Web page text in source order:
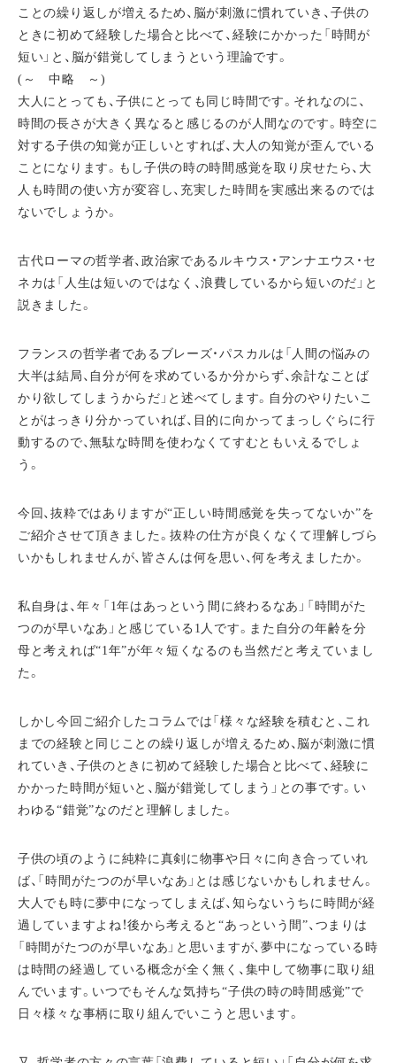
ことの繰り返しが増えるため、脳が刺激に慣れていき、子供の
ときに初めて経験した場合と比べて、経験にかかった「時間が
短い」と、脳が錯覚してしまうという理論です。
(～ 中略 ～)
大人にとっても、子供にとっても同じ時間です。それなのに、
時間の長さが大きく異なると感じるのが人間なのです。時空に
対する子供の知覚が正しいとすれば、大人の知覚が歪んでいる
ことになります。もし子供の時の時間感覚を取り戻せたら、大
人も時間の使い方が変容し、充実した時間を実感出来るのでは
ないでしょうか。
古代ローマの哲学者、政治家であるルキウス・アンナエウス・セ
ネカは「人生は短いのではなく、浪費しているから短いのだ」と
説きました。
フランスの哲学者であるブレーズ・パスカルは「人間の悩みの
大半は結局、自分が何を求めているか分からず、余計なことば
かり欲してしまうからだ」と述べてします。自分のやりたいこ
とがはっきり分かっていれば、目的に向かってまっしぐらに行
動するので、無駄な時間を使わなくてすむともいえるでしょ
う。
今回、抜粋ではありますが“正しい時間感覚を失ってないか”を
ご紹介させて頂きました。抜粋の仕方が良くなくて理解しづら
いかもしれませんが、皆さんは何を思い、何を考えましたか。
私自身は、年々「1年はあっという間に終わるなあ」「時間がた
つのが早いなあ」と感じている1人です。また自分の年齢を分
母と考えれば“1年”が年々短くなるのも当然だと考えていまし
た。
しかし今回ご紹介したコラムでは「様々な経験を積むと、これ
までの経験と同じことの繰り返しが増えるため、脳が刺激に慣
れていき、子供のときに初めて経験した場合と比べて、経験に
かかった時間が短いと、脳が錯覚してしまう」との事です。い
わゆる“錯覚”なのだと理解しました。
子供の頃のように純粋に真剣に物事や日々に向き合っていれ
ば、「時間がたつのが早いなあ」とは感じないかもしれません。
大人でも時に夢中になってしまえば、知らないうちに時間が経
過していますよね！後から考えると“あっという間”、つまりは
「時間がたつのが早いなあ」と思いますが、夢中になっている時
は時間の経過している概念が全く無く、集中して物事に取り組
んでいます。いつでもそんな気持ち“子供の時の時間感覚”で
日々様々な事柄に取り組んでいこうと思います。